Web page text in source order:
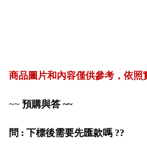
商品圖片和內容僅供參考，依照
~~ 預購與答 ~~
問 : 下標後需要先匯款嗎 ??